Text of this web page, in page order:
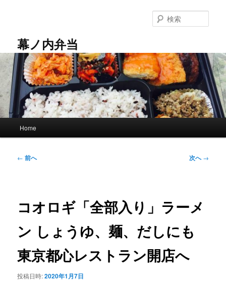
テ
ン
へ
移
動
幕ノ内弁当
索
Home
投
ー
ョ
ン
← 前へ 次へ→
コオロギ「全部入り」ラーメ
ン しょうゆ、麺、だしにも
東京都心レストラン開店へ
投稿日時:2020年1月7日